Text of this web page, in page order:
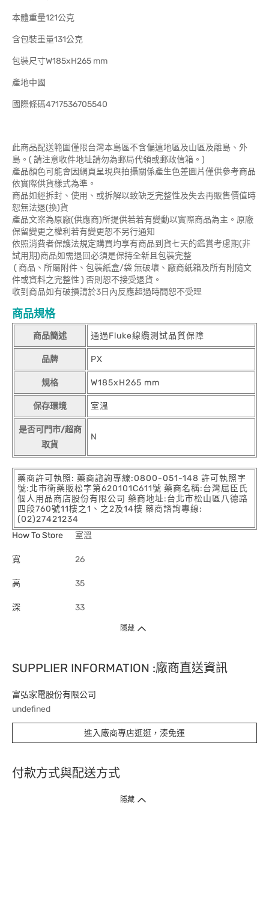
本體重量121公克
含包裝重量131公克
包裝尺寸W185xH265 mm
產地中國
國際條碼4717536705540
此商品配送範圍僅限台灣本島區不含偏遠地區及山區及離島、外
島。( 請注意收件地址請勿為郵局代領或郵政信箱。)
產品顏色可能會因網頁呈現與拍攝關係產生色差圖片僅供參考商品
依實際供貨樣式為準。
商品如經拆封、使用、或拆解以致缺乏完整性及失去再販售價值時
恕無法退(換)貨
產品文案為原廠(供應商)所提供若若有變動以實際商品為主。原廠
保留變更之權利若有變更恕不另行通知
依照消費者保護法規定購買均享有商品到貨七天的鑑賞考慮期(非
試用期)商品如需退回必須是保持全新且包裝完整
( 商品、所屬附件、包裝紙盒/袋 無破壞、廠商紙箱及所有附隨文
件或資料之完整性 ) 否則恕不接受退貨。
收到商品如有破損請於3日內反應超過時間恕不受理
商品規格
商品簡述 通過Fluke線纜測試品質保障
品牌 PX
規格 W185xH265 mm
保存環境 室溫
是否可門市/超商
取貨
N
藥商許可執照: 藥商諮詢專線:0800-051-148 許可執照字
號:北市衛藥販松字第620101C611號 藥商名稱:台灣屈臣氏
個人用品商店股份有限公司 藥商地址:台北市松山區八德路
四段760號11樓之1、之2及14樓 藥商諮詢專線:
(02)27421234
How To Store
室溫
寬 26
高 35
深 33
隱藏
SUPPLIER INFORMATION :廠商直送資訊
富弘家電股份有限公司
undefined
進入廠商專店逛逛，湊免運
付款方式與配送方式
隱藏